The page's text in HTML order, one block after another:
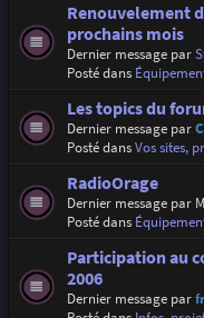
Renouvelement
prochains mois
Dernier message par
Posté dans
Les topics du
Dernier message par
Posté dansVos sites,
RadioOrage
Dernier message par
Posté dans
Participation au
2006
Dernier message par